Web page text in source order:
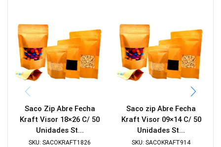
Saco Zip Abre Fecha
Kraft Visor 18×26 C/ 50
Unidades St...
SKU:SACOKRAFT1826
Saco zip Abre Fecha
Kraft Visor 09×14 C/ 50
Unidades St...
SKU:SACOKRAFT914